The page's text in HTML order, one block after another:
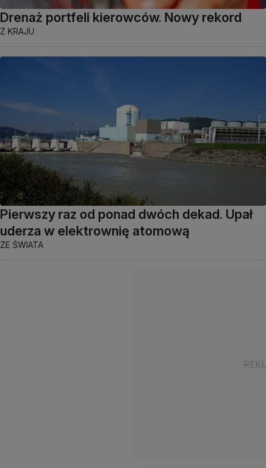
Drenaż portfeli kierowców. Nowy rekord
Z KRAJU
Pierwszy raz od ponad dwóch dekad. Upał
uderza w elektrownię atomową
ZE ŚWIATA